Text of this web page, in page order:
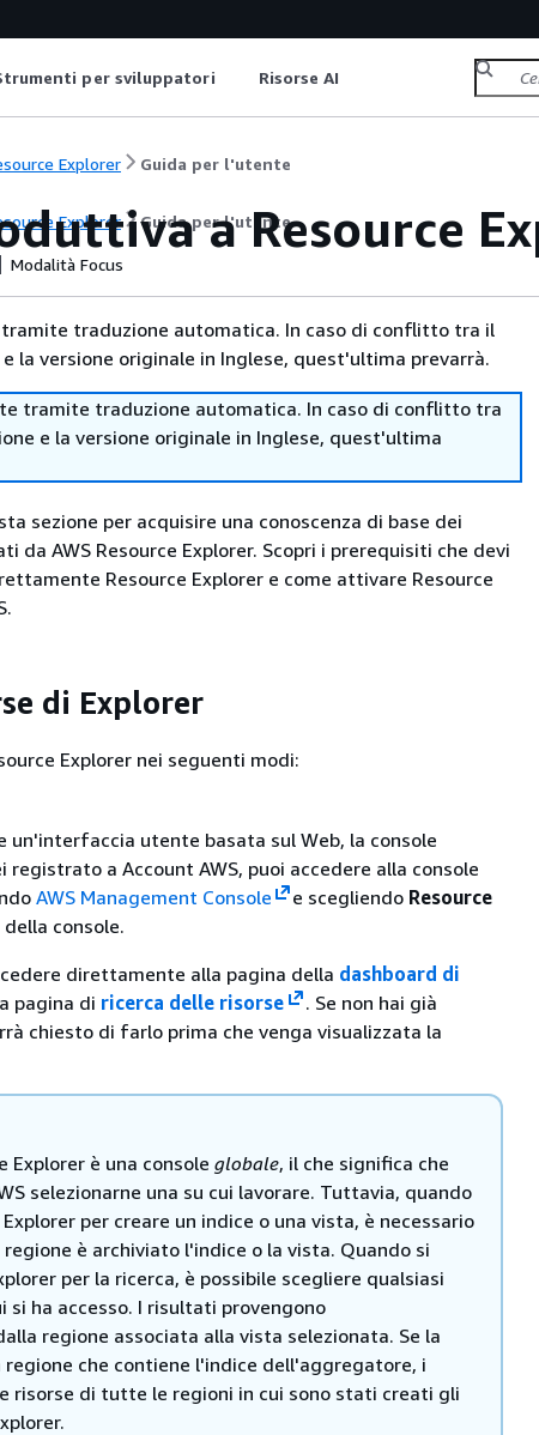
per sviluppatori Risorse AI
Explorer Guida per l'utente
Explorer Guida per l'utente
a Resource
Modalità Focus
traduzione automatica. In caso di conflitto tra il
la versione originale in Inglese, quest'ultima prevarrà.
tramite traduzione automatica. In caso di conflitto tra
e la versione originale in Inglese, quest'ultima
sezione per acquisire una conoscenza di base dei
da AWS Resource Explorer. Scopri i prerequisiti che devi
Resource Explorer e come attivare Resource
di Explorer
Explorer nei seguenti modi:
un'interfaccia utente basata sul Web, la console
registrato a Account AWS, puoi accedere alla console
AWS Management Console e scegliendo Resource
console.
direttamente alla pagina della dashboard di
pagina di ricerca delle risorse
. Se non hai già
chiesto di farlo prima che venga visualizzata la
Explorer è una console globale, il che significa che
selezionarne una su cui lavorare. Tuttavia, quando
per creare un indice o una vista, è necessario
è archiviato l'indice o la vista. Quando si
per la ricerca, è possibile scegliere qualsiasi
si ha accesso. I risultati provengono
regione associata alla vista selezionata. Se la
che contiene l'indice dell'aggregatore, i
risorse di tutte le regioni in cui sono stati creati gli